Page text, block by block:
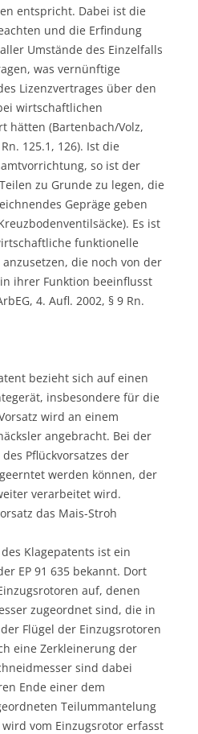
entspricht. Dabei ist die
und die Erfindung
Umstände des Einzelfalls
was vernünftige
Lizenzvertrages über den
wirtschaftlichen
hätten (Bartenbach/Volz,
125.1, 126). Ist die
so ist der
zu Grunde zu legen, die
Gepräge geben
Es ist
funktionelle
die noch von der
ihrer Funktion beeinflusst
4. Aufl. 2002, § 9 Rn.
bezieht sich auf einen
insbesondere für die
wird an einem
angebracht. Bei der
Pflückvorsatzes der
werden können, der
verarbeitet wird.
das Mais-Stroh
Klagepatents ist ein
EP 91 635 bekannt. Dort
auf, denen
zugeordnet sind, die in
Flügel der Einzugsrotoren
eine Zerkleinerung der
sind dabei
Ende einer dem
Teilummantelung
vom Einzugsrotor erfasst